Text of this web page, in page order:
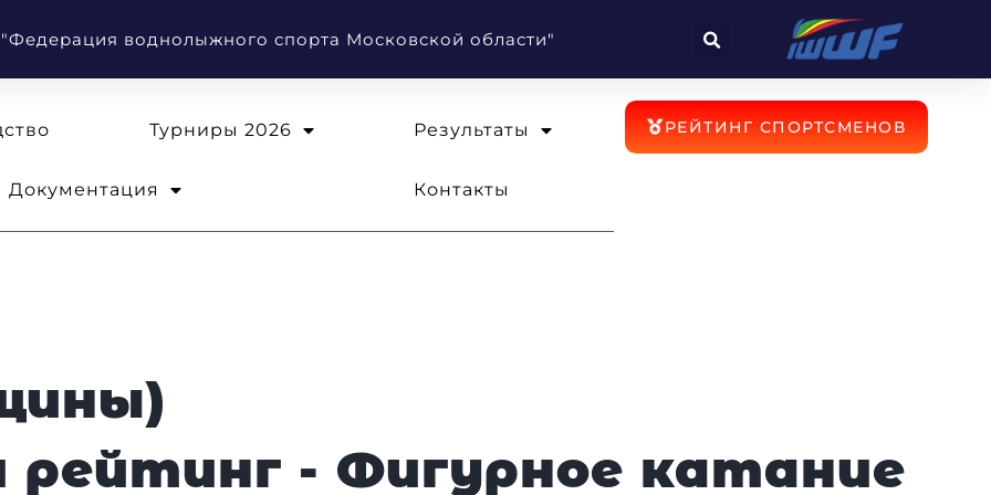
воднолыжного спорта Московской области"
Турниры 2026 Результаты
Документация Контакты
РЕЙТИНГ СПОРТСМЕНОВ
рейтинг - Фигурное катание